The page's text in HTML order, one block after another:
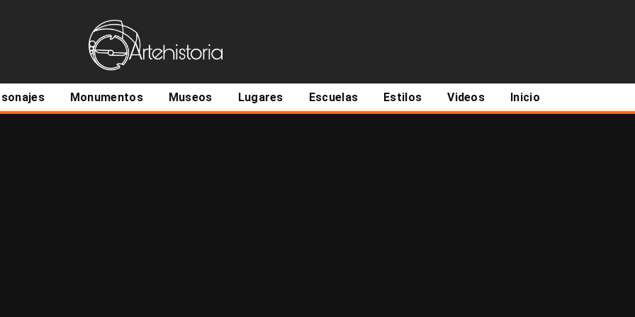
Monumentos Museos Lugares Escuelas Estilos Videos Inicio